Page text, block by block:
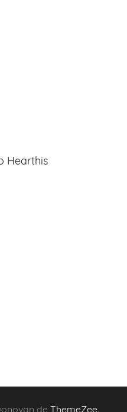
Hearthis
de ThemeZee.